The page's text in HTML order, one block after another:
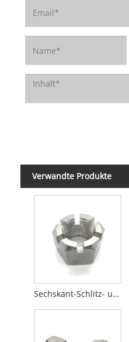
Verwandte Produkte
Sechskant-Schlitz- und Kronenmuttern